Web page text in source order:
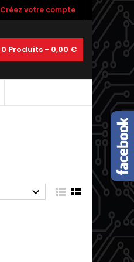
Créez votre compte
0 Produits - 0,00 €
  